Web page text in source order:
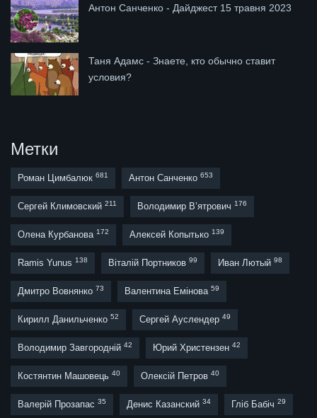
Антон Санченко - Дайджест 15 травня 2023
Таня Адамс - Знаете, кто обычно ставит
условия?
Метки
Роман Цимбалюк 681 Антон Санченко 653
Сергей Климовский 211 Володимир В’ятрович 176
Олена Курбанова 172 Алексей Копытько 139
Ramis Yunus 138 Віталій Портников 99 Иван Лютый 98
Дмитро Вовнянко 73 Валентина Емінова 59
Кирилл Данильченко 52 Сергей Ауслендер 49
Володимир Завгородній 42 Юрий Христензен 42
Костянтин Машовець 40 Олексій Петров 40
Валерій Прозапас 35 Денис Казанский 34 Гліб Бабіч 29